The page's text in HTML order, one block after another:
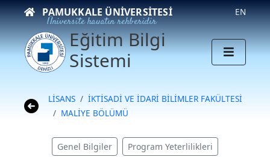
PAMUKKALE ÜNIVERSITESI
Üniversite hayatın rehberidir
EN
Eğitim Bilgi
Sistemi
LİSANS
İKTİSADİ VE İDARİ BİLİMLER FAKÜLTESİ
MALİYE BÖLÜMÜ
Genel Bilgiler Program Yeterlilikleri